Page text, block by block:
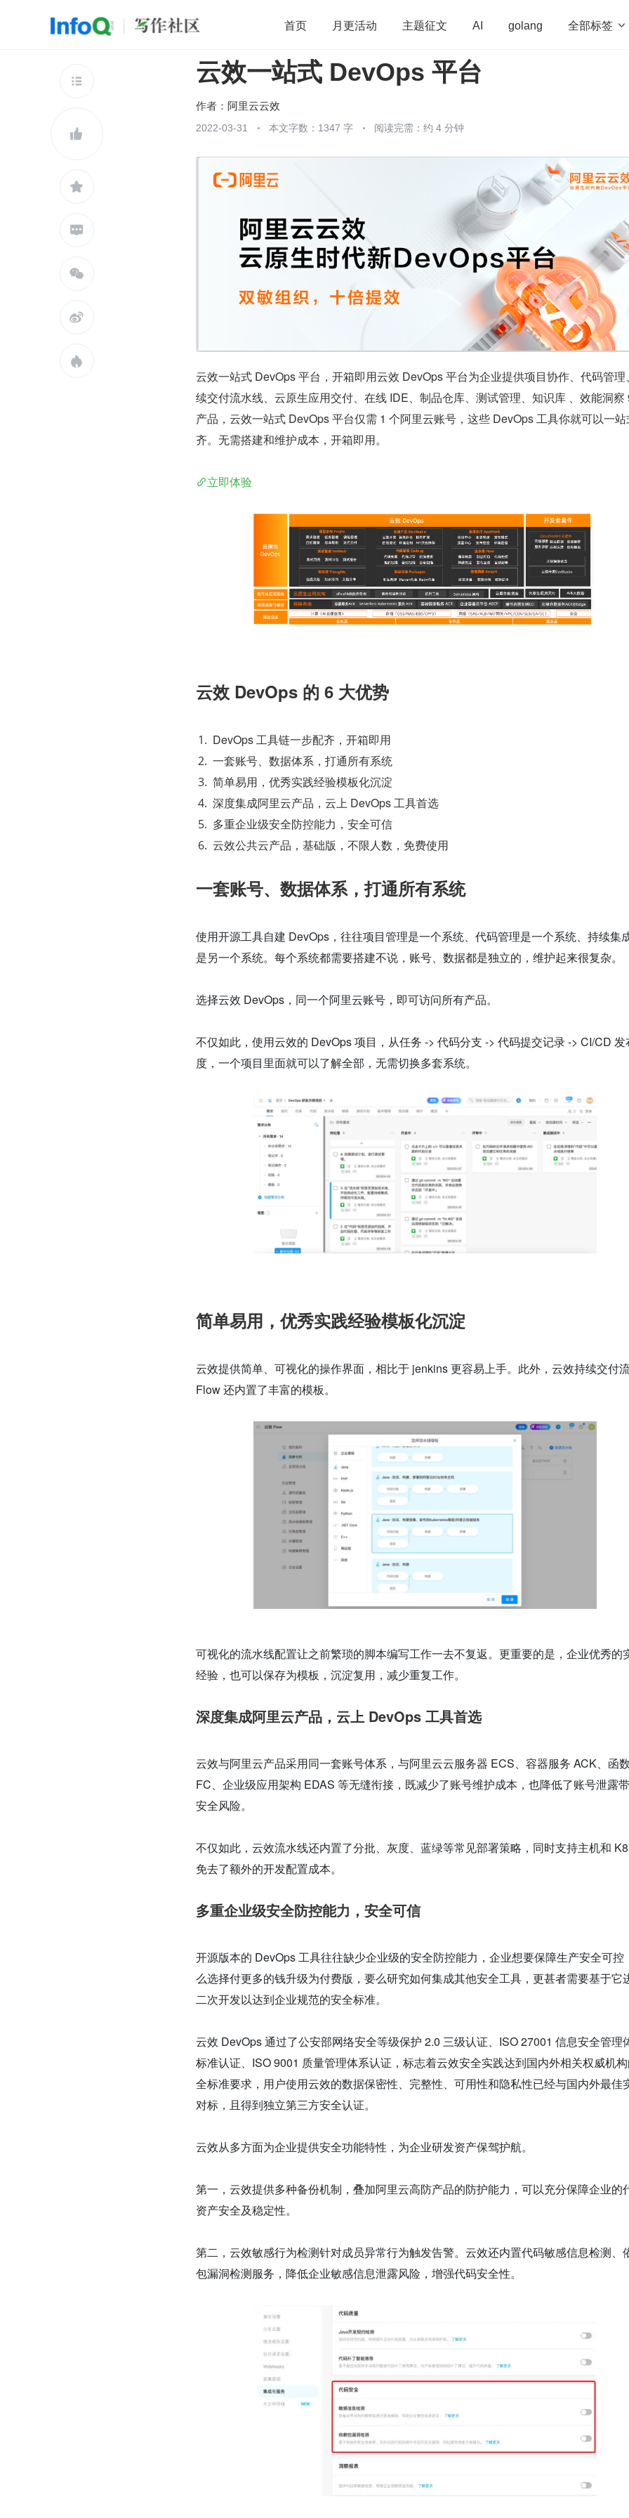
首页 月更活动 主题征文 AI golang 全部标签 
开源 架构 OpenHarmony 算法 学习方法
查看更多







云效一站式 DevOps 平台
作者： 阿里云云效
2022-03-31 本文字数：1347 字 阅读完需：约 4 分钟
云效一站式 DevOps 平台，开箱即用云效 DevOps 平台为企业提供项目协作、代码管理
续交付流水线、云原生应用交付、在线 IDE、制品仓库、测试管理、知识库 、效能洞察
产品，云效一站式 DevOps 平台仅需 1 个阿里云账号，这些 DevOps 工具你就可以一
齐。无需搭建和维护成本，开箱即用。
立即体验
云效 DevOps 的 6 大优势
DevOps 工具链一步配齐，开箱即用
一套账号、数据体系，打通所有系统
简单易用，优秀实践经验模板化沉淀
深度集成阿里云产品，云上 DevOps 工具首选
多重企业级安全防控能力，安全可信
云效公共云产品，基础版，不限人数，免费使用
一套账号、数据体系，打通所有系统‍
使用开源工具自建 DevOps，往往项目管理是一个系统、代码管理是一个系统、持续集
是另一个系统。每个系统都需要搭建不说，账号、数据都是独立的，维护起来很复杂。
选择云效 DevOps，同一个阿里云账号，即可访问所有产品。
不仅如此，使用云效的 DevOps 项目，从任务 -> 代码分支 -> 代码提交记录 -> CI/CD 发
度，一个项目里面就可以了解全部，无需切换多套系统。
简单易用，优秀实践经验模板化沉淀‍
云效提供简单、可视化的操作界面，相比于 jenkins 更容易上手。此外，云效持续交付
Flow 还内置了丰富的模板。
可视化的流水线配置让之前繁琐的脚本编写工作一去不复返。更重要的是，企业优秀的
经验，也可以保存为模板，沉淀复用，减少重复工作。
深度集成阿里云产品，云上 DevOps 工具首选‍
云效与阿里云产品采用同一套账号体系，与阿里云云服务器 ECS、容器服务 ACK、函
FC、企业级应用架构 EDAS 等无缝衔接，既减少了账号维护成本，也降低了账号泄露
安全风险。
不仅如此，云效流水线还内置了分批、灰度、蓝绿等常见部署策略，同时支持主机和
免去了额外的开发配置成本。
多重企业级安全防控能力，安全可信
开源版本的 DevOps 工具往往缺少企业级的安全防控能力，企业想要保障生产安全可控
么选择付更多的钱升级为付费版，要么研究如何集成其他安全工具，更甚者需要基于它
二次开发以达到企业规范的安全标准。
云效 DevOps 通过了公安部网络安全等级保护 2.0 三级认证、ISO 27001 信息安全管理
标准认证、ISO 9001 质量管理体系认证，标志着云效安全实践达到国内外相关权威机
全标准要求，用户使用云效的数据保密性、完整性、可用性和隐私性已经与国内外最佳
对标，且得到独立第三方安全认证。
云效从多方面为企业提供安全功能特性，为企业研发资产保驾护航。
第一，云效提供多种备份机制，叠加阿里云高防产品的防护能力，可以充分保障企业的
资产安全及稳定性。
第二，云效敏感行为检测针对成员异常行为触发告警。云效还内置代码敏感信息检测、
包漏洞检测服务，降低企业敏感信息泄露风险，增强代码安全性。